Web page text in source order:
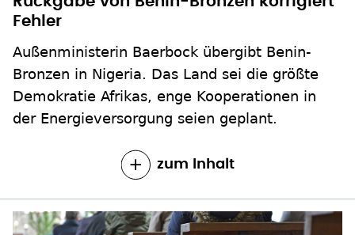
Außenministerin Baerbock übergibt Benin-
Demokratie Afrikas, enge Kooperationen in
der Energieversorgung seien geplant.
zum Inhalt